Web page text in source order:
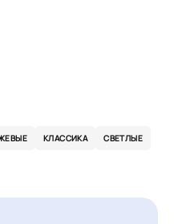
КЛАССИКА СВЕТЛЫЕ